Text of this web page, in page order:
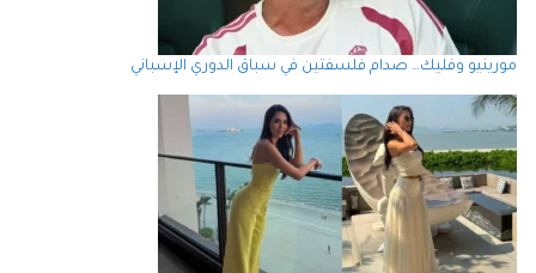
مورينيو وفليك… صدام فلسفتين في سباق الدوري الإسباني